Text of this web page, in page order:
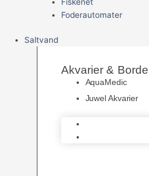
Foderautomater
Saltvand
Akvarier & Borde
AquaMedic
Juwel Akvarier